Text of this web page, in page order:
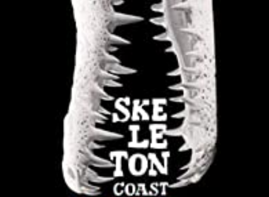
LIRE LA SUITE